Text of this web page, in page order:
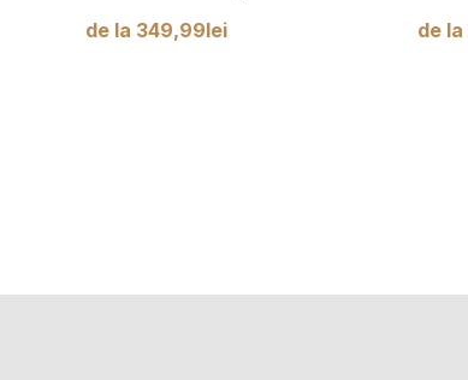
de la 349,99lei
de la